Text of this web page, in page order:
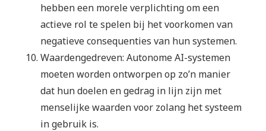
hebben een morele verplichting om een
actieve rol te spelen bij het voorkomen van
negatieve consequenties van hun systemen.
Waardengedreven: Autonome AI-systemen
moeten worden ontworpen op zo’n manier
dat hun doelen en gedrag in lijn zijn met
menselijke waarden voor zolang het systeem
in gebruik is.